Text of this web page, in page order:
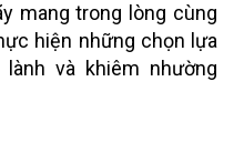
mang trong lòng cùng
hiện những chọn lựa
và khiêm nhường